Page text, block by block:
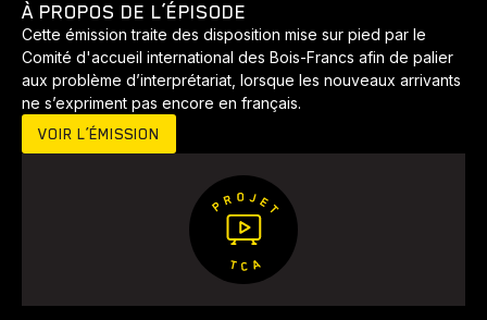
Animaux Avenir
Développement Histoires Pêche Santé Sport
À PROPOS DE L’ÉPISODE
Cette émission traite des disposition mise sur pied par le
Comité d'accueil international des Bois-Francs afin de palier
aux problème d’interprétariat, lorsque les nouveaux arrivants
ne s’expriment pas encore en français.
VOIR L’ÉMISSION